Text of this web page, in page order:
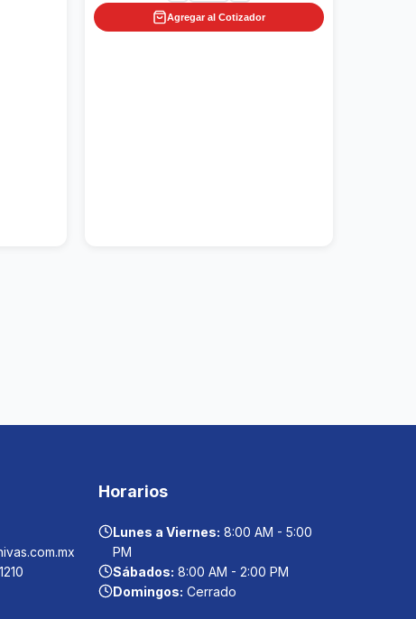
Agregar al Cotizador
Horarios
Lunes a Viernes: 8:00 AM - 5:00
PM
Sábados: 8:00 AM - 2:00 PM
Domingos: Cerrado